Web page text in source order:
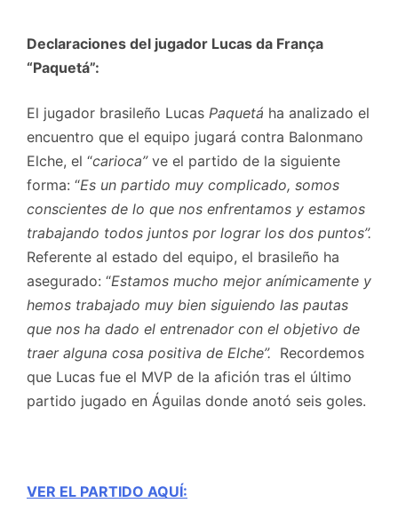
Declaraciones del jugador Lucas da França
“Paquetá”:
El jugador brasileño Lucas Paquetá ha analizado el
encuentro que el equipo jugará contra Balonmano
Elche, el “carioca” ve el partido de la siguiente
forma: “Es un partido muy complicado, somos
conscientes de lo que nos enfrentamos y estamos
trabajando todos juntos por lograr los dos puntos”.
Referente al estado del equipo, el brasileño ha
asegurado: “Estamos mucho mejor anímicamente y
hemos trabajado muy bien siguiendo las pautas
que nos ha dado el entrenador con el objetivo de
traer alguna cosa positiva de Elche”. Recordemos
que Lucas fue el MVP de la afición tras el último
partido jugado en Águilas donde anotó seis goles.
VER EL PARTIDO AQUÍ: